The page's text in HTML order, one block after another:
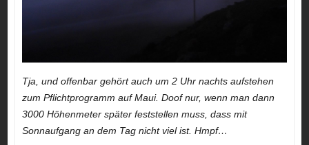
Tja, und offenbar gehört auch um 2 Uhr nachts aufstehen
zum Pflichtprogramm auf Maui. Doof nur, wenn man dann
3000 Höhenmeter später feststellen muss, dass mit
Sonnaufgang an dem Tag nicht viel ist. Hmpf…